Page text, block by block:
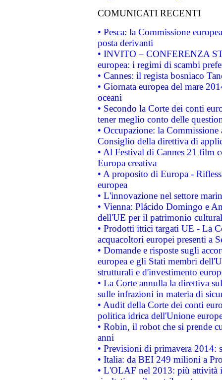
COMUNICATI RECENTI
• Pesca: la Commissione
posta derivanti
• INVITO – CONFERENZA
europea: i regimi di scambi
• Cannes: il regista bosniaco
• Giornata europea del mare
oceani
• Secondo la Corte dei conti
tener meglio conto delle
• Occupazione: la
Consiglio della direttiva di
• Al Festival di Cannes 21 film
Europa creativa
• A proposito di Europa -
europea
• L'innovazione nel settore
• Vienna: Plácido Domingo e
dell'UE per il patrimonio
• Prodotti ittici targati UE - La
acquacoltori europei presenti a
• Domande e risposte sugli
europea e gli Stati membri
strutturali e d'investimento
• La Corte annulla la direttiva
sulle infrazioni in materia di
• Audit della Corte dei conti
politica idrica dell'Unione
• Robin, il robot che si prende
anni
• Previsioni di primavera 2014:
• Italia: da BEI 249 milioni a
• L'OLAF nel 2013: più attività